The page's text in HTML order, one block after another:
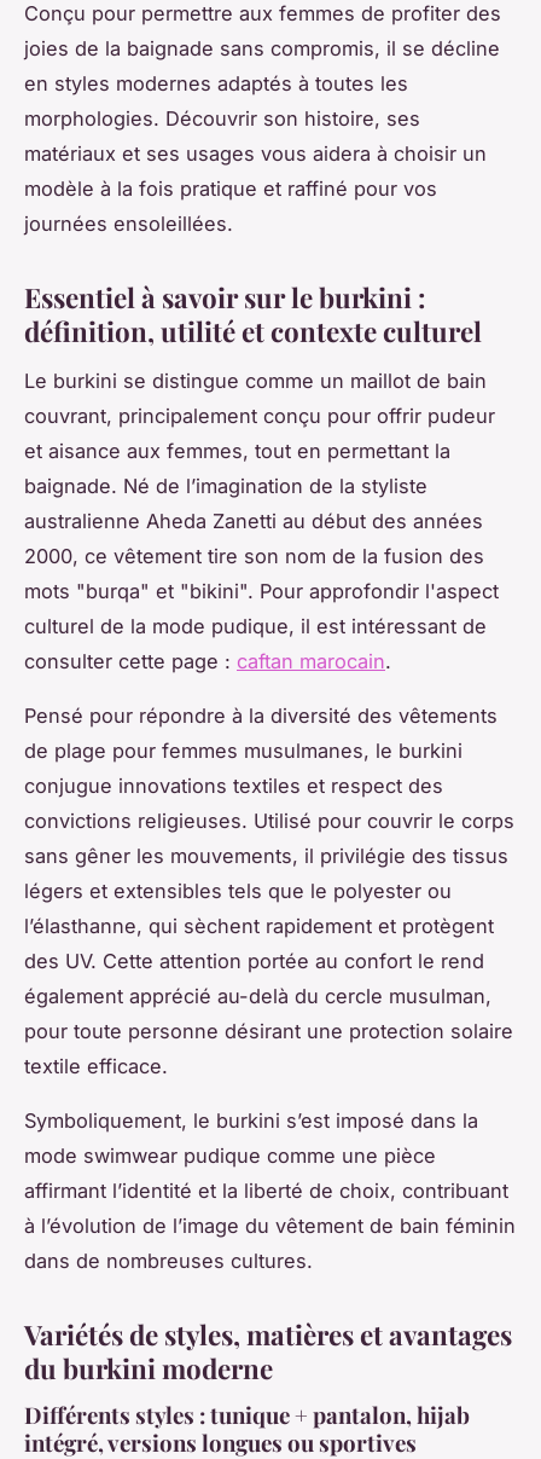
Conçu pour permettre aux femmes de profiter des
joies de la baignade sans compromis, il se décline
en styles modernes adaptés à toutes les
morphologies. Découvrir son histoire, ses
matériaux et ses usages vous aidera à choisir un
modèle à la fois pratique et raffiné pour vos
journées ensoleillées.
Essentiel à savoir sur le burkini :
définition, utilité et contexte culturel
Le burkini se distingue comme un maillot de bain
couvrant, principalement conçu pour offrir pudeur
et aisance aux femmes, tout en permettant la
baignade. Né de l’imagination de la styliste
australienne Aheda Zanetti au début des années
2000, ce vêtement tire son nom de la fusion des
mots "burqa" et "bikini". Pour approfondir l'aspect
culturel de la mode pudique, il est intéressant de
consulter cette page : caftan marocain.
Pensé pour répondre à la diversité des vêtements
de plage pour femmes musulmanes, le burkini
conjugue innovations textiles et respect des
convictions religieuses. Utilisé pour couvrir le corps
sans gêner les mouvements, il privilégie des tissus
légers et extensibles tels que le polyester ou
l’élasthanne, qui sèchent rapidement et protègent
des UV. Cette attention portée au confort le rend
également apprécié au-delà du cercle musulman,
pour toute personne désirant une protection solaire
textile efficace.
Symboliquement, le burkini s’est imposé dans la
mode swimwear pudique comme une pièce
affirmant l’identité et la liberté de choix, contribuant
à l’évolution de l’image du vêtement de bain féminin
dans de nombreuses cultures.
Variétés de styles, matières et avantages
du burkini moderne
Différents styles : tunique + pantalon, hijab
intégré, versions longues ou sportives